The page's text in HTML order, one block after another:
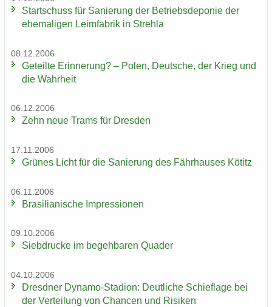
Start­schuss für Sa­nie­rung der Be­triebs­de­po­nie der
ehe­ma­li­gen Leim­fa­brik in Streh­la
08.12.2006
Ge­teil­te Er­in­ne­rung? – Polen, Deut­sche, der Krieg und
die Wahr­heit
06.12.2006
Zehn neue Trams für Dres­den
17.11.2006
Grü­nes Licht für die Sa­nie­rung des Fähr­hau­ses Kö­titz
06.11.2006
Bra­si­lia­ni­sche Im­pres­sio­nen
09.10.2006
Sieb­dru­cke im be­geh­ba­ren Qua­der
04.10.2006
Dresd­ner Dynamo-​Stadion: Deut­li­che Schief­la­ge bei
der Ver­tei­lung von Chan­cen und Ri­si­ken